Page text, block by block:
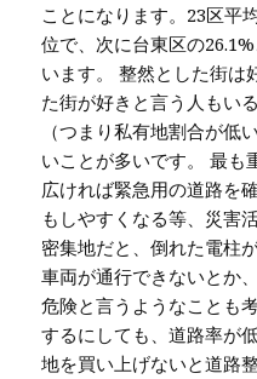
ことになります。23区平
位で、次に台東区の
います。 整然とした街は
た街が好きと言う人もい
（つまり私有地割合が低
いことが多いです。 最も
広ければ緊急用の道路を
もしやすくなる等、災害
密集地だと、倒れた電柱
車両が通行できないとか
危険と言うようなことも
するにしても、道路率が
地を買い上げないと道路